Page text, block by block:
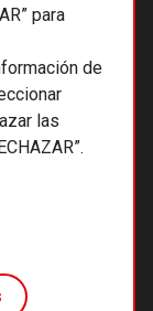
para
de
las